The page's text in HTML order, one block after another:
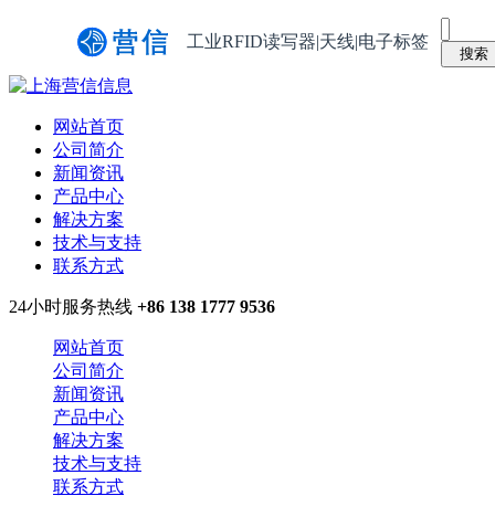
工业RFID读写器|天线|电子标签
网站首页
公司简介
新闻资讯
产品中心
解决方案
技术与支持
联系方式
24小时服务热线 +86 138 1777 9536
网站首页
公司简介
新闻资讯
产品中心
解决方案
技术与支持
联系方式